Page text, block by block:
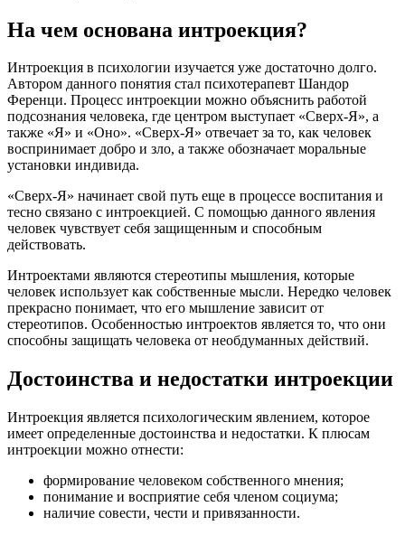
На чем основана интроекция?
Интроекция в психологии изучается уже достаточно долго.
Автором данного понятия стал психотерапевт Шандор
Ференци. Процесс интроекции можно объяснить работой
подсознания человека, где центром выступает «Сверх-Я», а
также «Я» и «Оно». «Сверх-Я» отвечает за то, как человек
воспринимает добро и зло, а также обозначает моральные
установки индивида.
«Сверх-Я» начинает свой путь еще в процессе воспитания и
тесно связано с интроекцией. С помощью данного явления
человек чувствует себя защищенным и способным
действовать.
Интроектами являются стереотипы мышления, которые
человек использует как собственные мысли. Нередко человек
прекрасно понимает, что его мышление зависит от
стереотипов. Особенностью интроектов является то, что они
способны защищать человека от необдуманных действий.
Достоинства и недостатки интроекции
Интроекция является психологическим явлением, которое
имеет определенные достоинства и недостатки. К плюсам
интроекции можно отнести:
формирование человеком собственного мнения;
понимание и восприятие себя членом социума;
наличие совести, чести и привязанности.